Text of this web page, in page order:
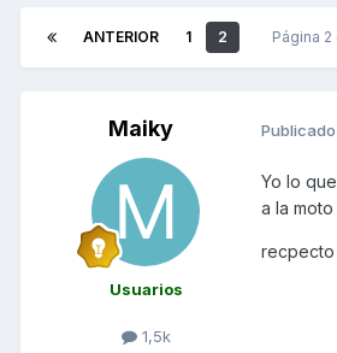
ANTERIOR 1 2 Página 2
Maiky
Usuarios
1,5k
Publicado
Yo lo
a la
recpecto